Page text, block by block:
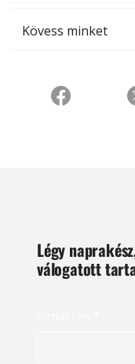
Kövess minket
Légy
válogatott